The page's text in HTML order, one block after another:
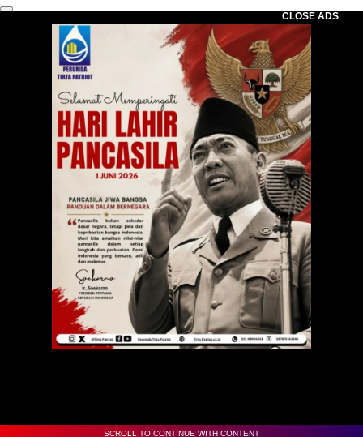
CLOSE ADS
SCROLL TO CONTINUE WITH CONTENT